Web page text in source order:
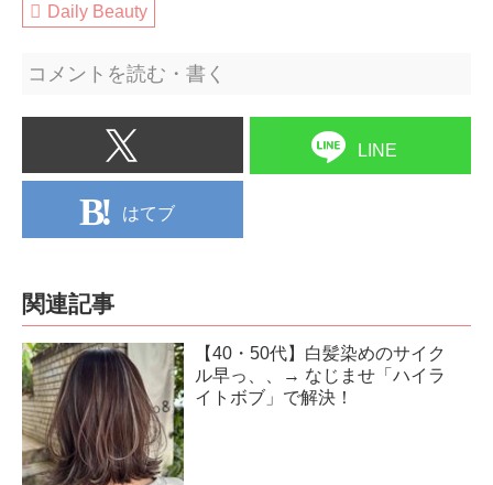
Daily Beauty
コメントを読む・書く
LINE
はてブ
関連記事
【40・50代】白髪染めのサイク
ル早っ、、→ なじませ「ハイラ
イトボブ」で解決！